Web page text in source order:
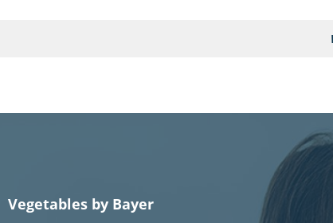
Vegetables by Bayer